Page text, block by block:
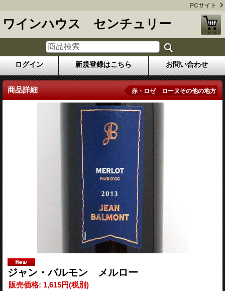
PCサイト
ワインハウス センチュリー
ログイン 新規登録はこちら お問い合わせ
商品詳細 赤・ロゼ ローヌその他の地方
ジャン・バルモン メルロー
販売価格: 1,615円(税別)